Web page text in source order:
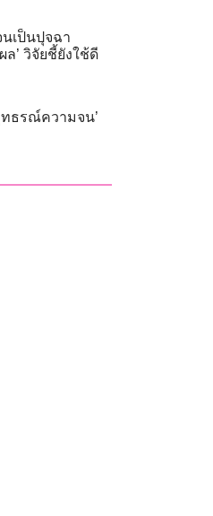
เป็นปุจฉา
ล’ วิจัยชี้ยังใช้ดี
ทธรณ์ความจน’